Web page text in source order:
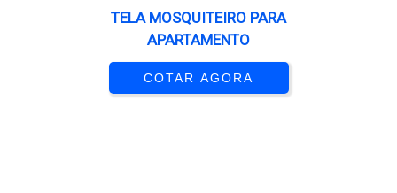
TELA MOSQUITEIRO PARA
APARTAMENTO
COTAR AGORA